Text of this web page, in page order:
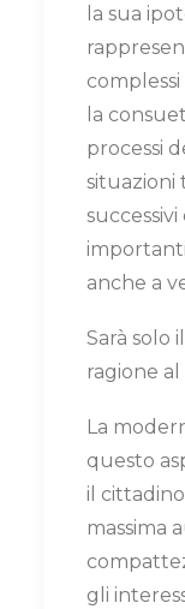
la sua
la
processi
situazioni
anche a
Sarà solo
ragione
La
questo
il
massima
gli